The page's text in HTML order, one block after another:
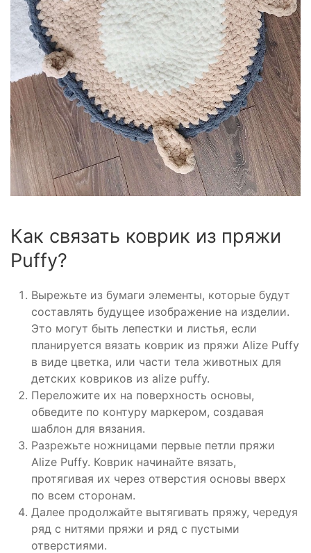
Как связать коврик из пряжи
Puffy?
Вырежьте из бумаги элементы, которые будут
составлять будущее изображение на изделии.
Это могут быть лепестки и листья, если
планируется вязать коврик из пряжи Alize Puffy
в виде цветка, или части тела животных для
детских ковриков из alize puffy.
Переложите их на поверхность основы,
обведите по контуру маркером, создавая
шаблон для вязания.
Разрежьте ножницами первые петли пряжи
Alize Puffy. Коврик начинайте вязать,
протягивая их через отверстия основы вверх
по всем сторонам.
Далее продолжайте вытягивать пряжу, чередуя
ряд с нитями пряжи и ряд с пустыми
отверстиями.